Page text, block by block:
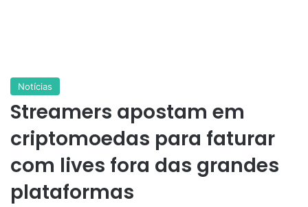
Notícias
Streamers apostam em
criptomoedas para faturar
com lives fora das grandes
plataformas